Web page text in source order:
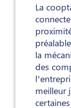
La
la
des
meilleur